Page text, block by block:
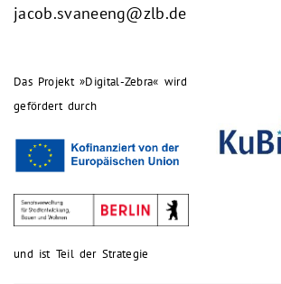
jacob.svaneeng@zlb.de
Das Projekt »Digital-Zebra« wird
gefördert durch
und ist Teil der Strategie